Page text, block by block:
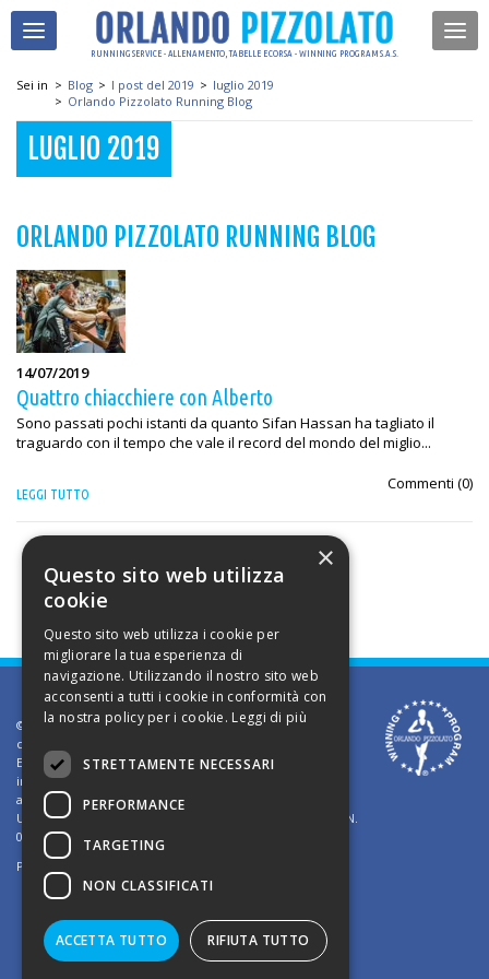
RUNNING SERVICE - ALLENAMENTO, TABELLE E CORSA - WINNING PROGRAM S.A.S.
Sei in > Blog > I post del 2019 > luglio 2019
> Orlando Pizzolato Running Blog
LUGLIO 2019
ORLANDO PIZZOLATO RUNNING BLOG
14/07/2019
Quattro chiacchiere con Alberto
Sono passati pochi istanti da quanto Sifan Hassan ha tagliato il
traguardo con il tempo che vale il record del mondo del miglio...
LEGGI TUTTO
Commenti (0)
©2002 Informativa sui diritti d'autore. Le informazioni
contenute in questo sito sono solo per uso privato.
E' vietato riprodurre o divulgare in qualsiasi forma le
informazioni contenute in questo sito, salvo previa
autorizzazione di Orlando Pizzolato
Ufficio del Registro delle Imprese di Vicenza - Iscrizione N.
03409260241 - REA N. VI-323302
Powered by
×
Questo sito web utilizza
cookie
Questo sito web utilizza i cookie per
migliorare la tua esperienza di
navigazione. Utilizzando il nostro sito web
acconsenti a tutti i cookie in conformità con
la nostra policy per i cookie. Leggi di più
STRETTAMENTE NECESSARI
PERFORMANCE
TARGETING
NON CLASSIFICATI
ACCETTA TUTTO RIFIUTA TUTTO